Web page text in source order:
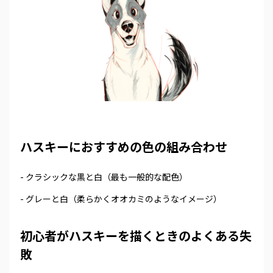
ハスキーにおすすめの色の組み合わせ
- クラシックな黒と白（最も一般的な配色）
- グレーと白（柔らかくオオカミのようなイメージ）
初心者がハスキーを描くときのよくある失
敗